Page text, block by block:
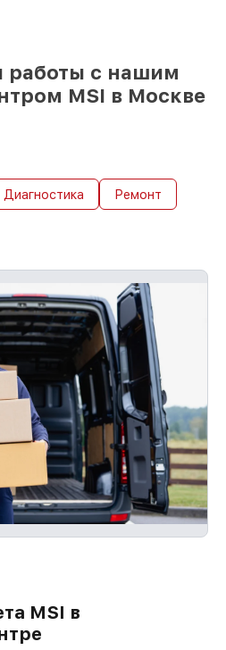
работы с нашим
MSI в Москве
Диагностика Ремонт
MSI в